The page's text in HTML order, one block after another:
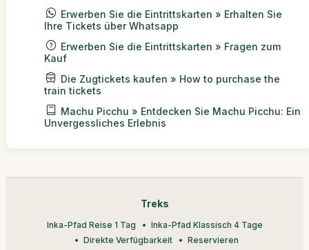
Erwerben Sie die Eintrittskarten » Erhalten Sie
Ihre Tickets über Whatsapp
Erwerben Sie die Eintrittskarten » Fragen zum
Kauf
Die Zugtickets kaufen » How to purchase the
train tickets
Machu Picchu » Entdecken Sie Machu Picchu: Ein
Unvergessliches Erlebnis
Treks
Inka-Pfad Reise 1 Tag
Inka-Pfad Klassisch 4 Tage
Direkte Verfügbarkeit
Reservieren